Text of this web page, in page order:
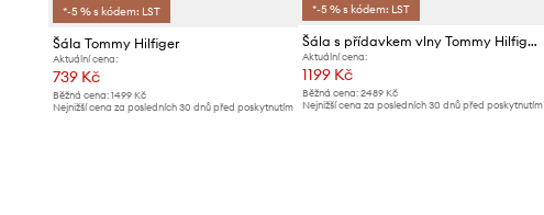
*-5 % s kódem: LST
Šála Tommy Hilfiger
Aktuální cena:
739 Kč
Běžná cena: 1499 Kč
Nejnižší cena za posledních 30 dnů před poskytnutím
*-5 % s kódem: LST
Šála s přídavkem vlny Tommy Hilfiger
Aktuální cena:
1199 Kč
Běžná cena:2489 Kč
Nejnižší cena za posledních 30 dnů před poskytnutím